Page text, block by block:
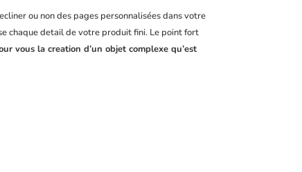
ou non des pages personnalisées dans votre
chaque detail de votre produit fini. Le point fort
vous la creation d’un objet complexe qu’est